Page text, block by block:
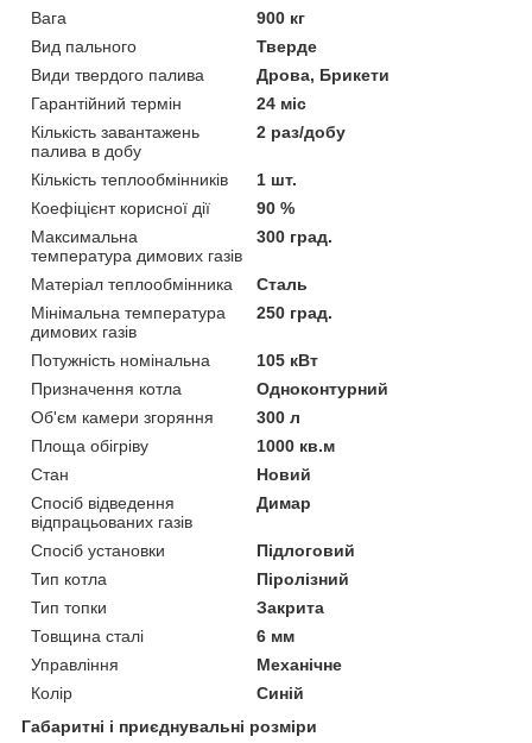
Вага
900 кг
Вид пального
Тверде
Види твердого палива
Дрова, Брикети
Гарантійний термін
24 міс
Кількість завантажень
палива в добу
2 раз/добу
Кількість теплообмінників
1 шт.
Коефіцієнт корисної дії
90 %
Максимальна
температура димових газів
300 град.
Матеріал теплообмінника
Сталь
Мінімальна температура
димових газів
250 град.
Потужність номінальна
105 кВт
Призначення котла
Одноконтурний
Об'єм камери згоряння
300 л
Площа обігріву
1000 кв.м
Стан
Новий
Спосіб відведення
відпрацьованих газів
Димар
Спосіб установки
Підлоговий
Тип котла
Піролізний
Тип топки
Закрита
Товщина сталі
6 мм
Управління
Механічне
Колір
Синій
Габаритні і приєднувальні розміри